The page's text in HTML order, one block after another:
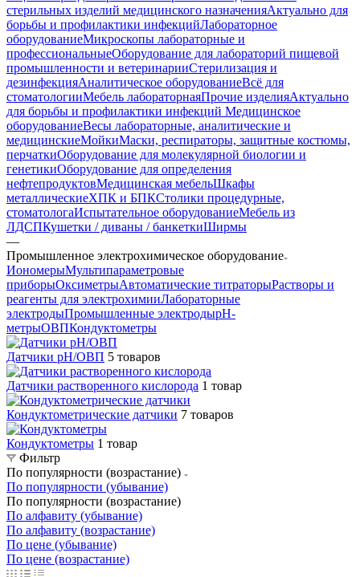
стерильных изделий медицинского назначенияАктуально для
борьбы и профилактики инфекцийЛабораторное
оборудованиеМикроскопы лабораторные и
профессиональныеОборудование для лабораторий пищевой
промышленности и ветеринарииСтерилизация и
дезинфекцияАналитическое оборудованиеВсё для
стоматологииМебель лабораторнаяПрочие изделияАктуально
для борьбы и профилактики инфекций Медицинское
оборудованиеВесы лабораторные, аналитические и
медицинскиеМойкиМаски, респираторы, защитные костюмы,
перчаткиОборудование для молекулярной биологии и
генетикиОборудование для определения
нефтепродуктовМедицинская мебельШкафы
металлическиеХПК и БПКСтолики процедурные,
стоматологаИспытательное оборудованиеМебель из
ЛДСПКушетки / диваны / банкеткиШирмы
—
Промышленное электрохимическое оборудование
ИономерыМультипараметровые
приборыОксиметрыАвтоматические титраторыРастворы и
реагенты для электрохимииЛабораторные
электродыПромышленные электродыpH-
метрыОВПКондуктометры
Датчики pH/ОВП 5 товаров
Датчики растворенного кислорода 1 товар
Кондуктометрические датчики 7 товаров
Кондуктометры 1 товар
Фильтр
По популярности (возрастание)
По популярности (убывание)
По популярности (возрастание)
По алфавиту (убывание)
По алфавиту (возрастание)
По цене (убывание)
По цене (возрастание)